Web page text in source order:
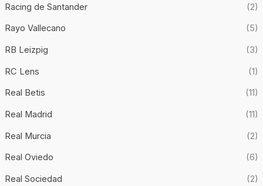
Racing de Santander (2)
Rayo Vallecano (5)
RB Leizpig (3)
RC Lens (1)
Real Betis (11)
Real Madrid (11)
Real Murcia (2)
Real Oviedo (6)
Real Sociedad (2)